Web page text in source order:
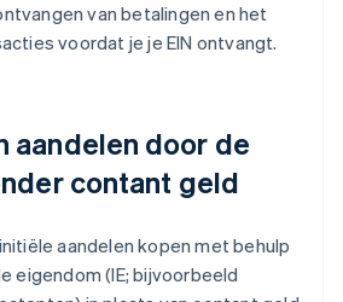
van betalingen en het
voordat je je EIN ontvangt.
aandelen door de
contant geld
aandelen kopen met behulp
eigendom (IE; bijvoorbeeld